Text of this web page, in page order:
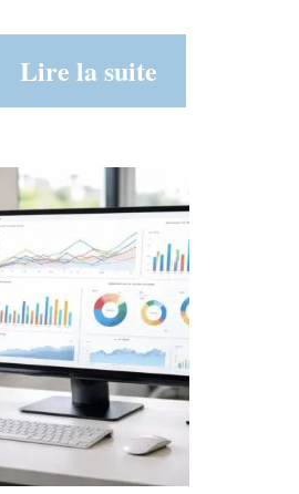
Lire la suite